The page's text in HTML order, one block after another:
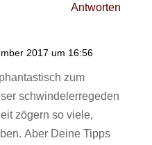
Antworten
2017 um 16:56
zum
schwindelerregeden
zögern so viele,
Aber Deine Tipps